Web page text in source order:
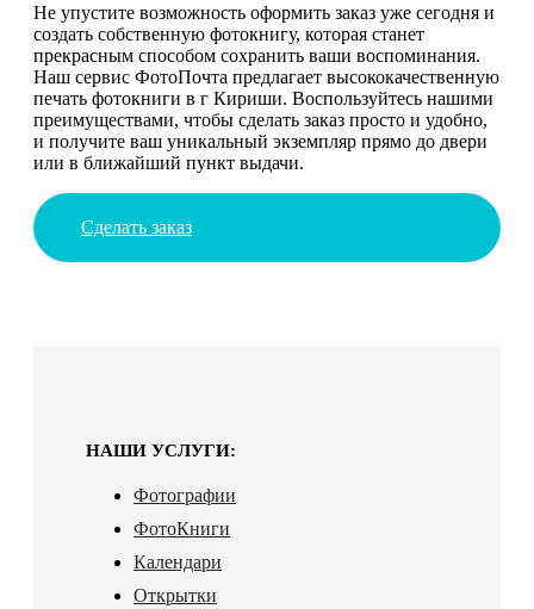
Не упустите возможность оформить заказ уже сегодня и
создать собственную фотокнигу, которая станет
прекрасным способом сохранить ваши воспоминания.
Наш сервис ФотоПочта предлагает высококачественную
печать фотокниги в г Кириши. Воспользуйтесь нашими
преимуществами, чтобы сделать заказ просто и удобно,
и получите ваш уникальный экземпляр прямо до двери
или в ближайший пункт выдачи.
Сделать заказ
НАШИ УСЛУГИ:
Фотографии
ФотоКниги
Календари
Открытки